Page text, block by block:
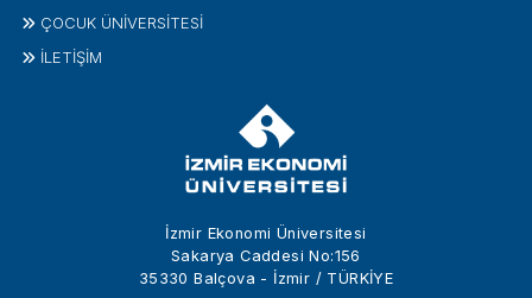
İzmir Ekonomi Üniversitesi
Sakarya Caddesi No:156
35330 Balçova - İzmir / TÜRKİYE
ÇOCUK ÜNIVERSITESI
İLETIŞIM